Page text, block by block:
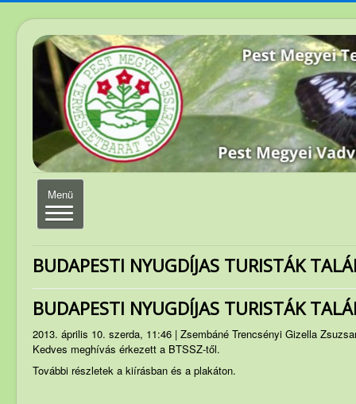
Navigáció
váltása
Menü
Elérhetőség
Magunkról
Elnökség
Szakosztályvezetők
Szakosztályok
BUDAPESTI NYUGDÍJAS TURISTÁK
BUDAPESTI NYUGDÍJAS TURISTÁK
2013. április 10. szerda, 11:46 | Zsembáné Trencsényi Gizella
Kedves meghívás érkezett a BTSSZ-től.
További részletek a kiírásban és a plakáton.